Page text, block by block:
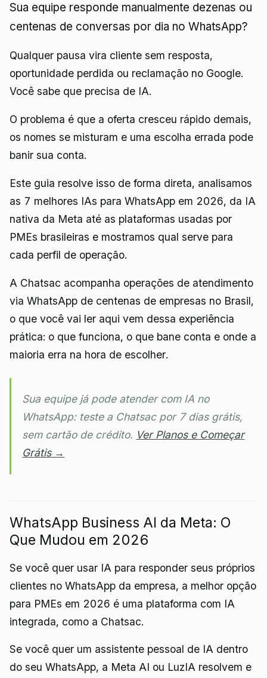
Sua equipe responde manualmente dezenas ou
centenas de conversas por dia no WhatsApp?
Qualquer pausa vira cliente sem resposta,
oportunidade perdida ou reclamação no Google.
Você sabe que precisa de IA.
O problema é que a oferta cresceu rápido demais,
os nomes se misturam e uma escolha errada pode
banir sua conta.
Este guia resolve isso de forma direta, analisamos
as 7 melhores IAs para WhatsApp em 2026, da IA
nativa da Meta até as plataformas usadas por
PMEs brasileiras e mostramos qual serve para
cada perfil de operação.
A Chatsac acompanha operações de atendimento
via WhatsApp de centenas de empresas no Brasil,
o que você vai ler aqui vem dessa experiência
prática: o que funciona, o que bane conta e onde a
maioria erra na hora de escolher.
Sua equipe já pode atender com IA no
WhatsApp: teste a Chatsac por 7 dias grátis,
sem cartão de crédito. Ver Planos e Começar
Grátis →
WhatsApp Business AI da Meta: O
Que Mudou em 2026
Se você quer usar IA para responder seus próprios
clientes no WhatsApp da empresa, a melhor opção
para PMEs em 2026 é uma plataforma com IA
integrada, como a Chatsac.
Se você quer um assistente pessoal de IA dentro
do seu WhatsApp, a Meta AI ou LuzIA resolvem e